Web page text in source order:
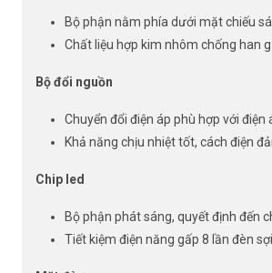
Bộ phận nằm phía dưới mặt chiếu
Chất liệu hợp kim nhôm chống han
Bộ đổi nguồn
Chuyển đổi điện áp phù hợp với điện
Khả năng chịu nhiệt tốt, cách điện
Chip led
Bộ phận phát sáng, quyết định đến
Tiết kiệm điện năng gấp 8 lần đèn